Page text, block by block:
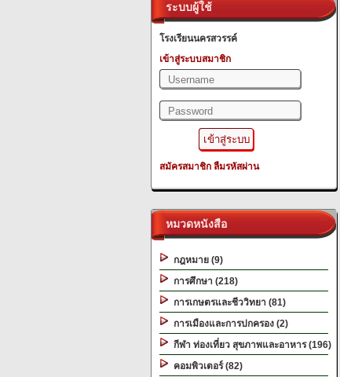
ระบบผู้ใช้
โรงเรียนนครสวรรค์
เข้าสู่ระบบสมาชิก
สมัครสมาชิก ลืมรหัสผ่าน
หมวดหนังสือ
กฎหมาย (9)
การศึกษา (218)
การเกษตรและชีววิทยา (81)
การเมืองและการปกครอง (2)
กีฬา ท่องเที่ยว สุขภาพและอาหาร (196)
คอมพิวเตอร์ (82)